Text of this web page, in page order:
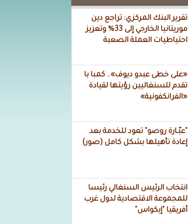
تقرير البنك المركزي: تراجع دين
موريتانيا الخارجي إلى 33% وتعزيز
احتياطيات العملة الصعبة
«على خطى عبدو ديوف».. كمبا با
تقدم للسنغاليين رؤيتها لقيادة
«الفرانكفونية»
"عبّـارة روصو" تعود للخدمة بعد
إعادة تأهيلها بشكل كامل (صور)
انتخاب الرئيس السنغالي رئيسا
للمجموعة الاقتصادية لدول غرب
أفريقيا "إيكواس"